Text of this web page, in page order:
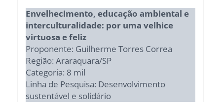
Envelhecimento, educação ambiental e
interculturalidade: por uma velhice
virtuosa e feliz
Proponente: Guilherme Torres Correa
Região: Araraquara/SP
Categoria: 8 mil
Linha de Pesquisa: Desenvolvimento
sustentável e solidário